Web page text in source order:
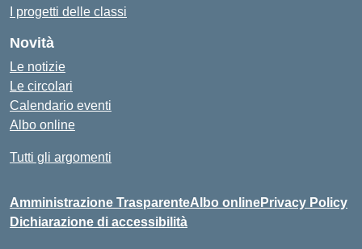
I progetti delle classi
Novità
Le notizie
Le circolari
Calendario eventi
Albo online
Tutti gli argomenti
Amministrazione TrasparenteAlbo onlinePrivacy Policy
Dichiarazione di accessibilità